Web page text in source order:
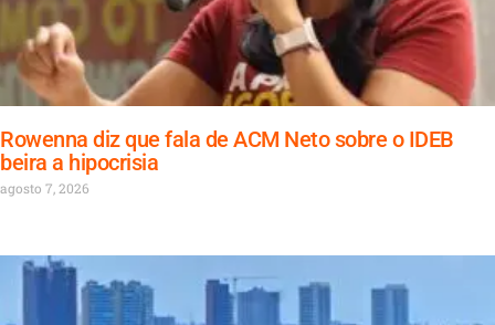
Rowenna diz que fala de ACM Neto sobre o IDEB
beira a hipocrisia
agosto 7, 2026